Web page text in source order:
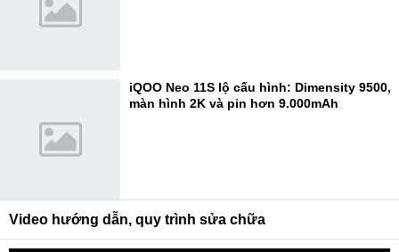
iQOO Neo 11S lộ cấu hình: Dimensity 9500,
màn hình 2K và pin hơn 9.000mAh
Video hướng dẫn, quy trình sửa chữa